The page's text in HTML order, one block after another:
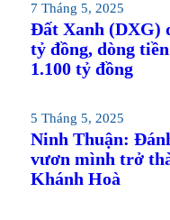
7 Tháng 5, 2025
Đất Xanh (DXG)
tỷ đồng, dòng
1.100 tỷ đồng
5 Tháng 5, 2025
Ninh Thuận:
vươn mình trở
Khánh Hoà